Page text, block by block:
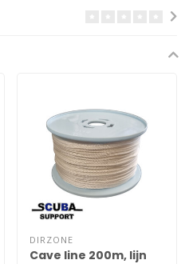
DIRZONE
Cave line 200m, lijn